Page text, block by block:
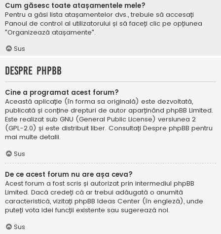
Cum găsesc toate atașamentele mele?
Pentru a găsi lista atașamentelor dvs., trebuie să accesați
Panoul de control al utilizatorului și să faceți clic pe opțiunea
"Organizează atașamente".
Sus
Despre phpBB
Cine a programat acest forum?
Această aplicație (în forma sa originală) este dezvoltată,
publicată și conține drepturi de autor aparținând phpBB Limited.
Este realizat sub GNU (General Public License) versiunea 2
(GPL-2.0) și este distribuit liber. Consultați Despre phpBB pentru
mai multe detalii.
Sus
De ce acest forum nu are așa ceva?
Acest forum a fost scris și autorizat prin intermediul phpBB
Limited. Dacă credeți că ar trebui adăugată o anumită
caracteristică, vizitați phpBB Ideas Center (în engleză), unde
puteți vota idei funcții existente sau sugerează noi.
Sus